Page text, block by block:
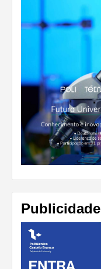
Publicidade